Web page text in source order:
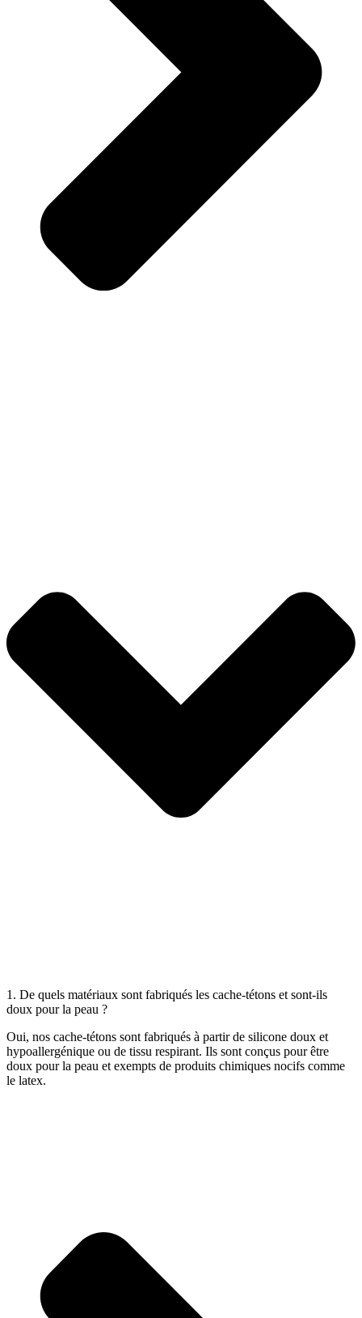
1. De quels matériaux sont fabriqués les cache-tétons et sont-ils
doux pour la peau ?
Oui, nos cache-tétons sont fabriqués à partir de silicone doux et
hypoallergénique ou de tissu respirant. Ils sont conçus pour être
doux pour la peau et exempts de produits chimiques nocifs comme
le latex.